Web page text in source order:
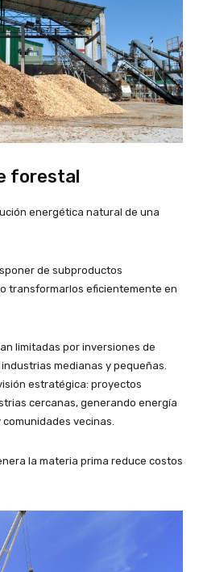
forestal
energética natural de una
de subproductos
transformarlos eficientemente en
limitadas por inversiones de
medianas y pequeñas.
estratégica: proyectos
cercanas, generando energía
vecinas.
la materia prima reduce costos